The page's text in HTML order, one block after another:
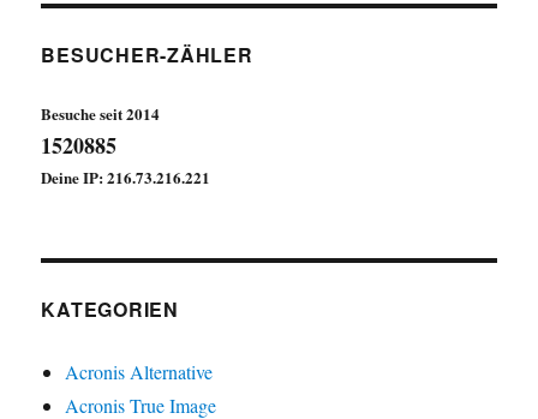
BESUCHER-ZÄHLER
Besuche seit 2014
1520885
Deine IP: 216.73.216.221
KATEGORIEN
Acronis Alternative
Acronis True Image